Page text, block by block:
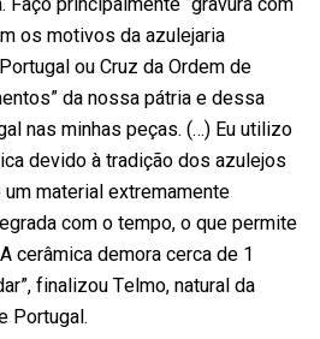
os motivos da azulejaria
ou Cruz da Ordem de
da nossa pátria e dessa
nas minhas peças. (…) Eu utilizo
devido à tradição dos azulejos
material extremamente
com o tempo, o que permite
cerâmica demora cerca de 1
finalizou Telmo, natural da
Portugal.